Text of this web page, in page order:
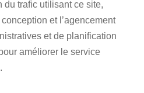
du trafic utilisant ce site,
et l’agencement
et de planification
améliorer le service